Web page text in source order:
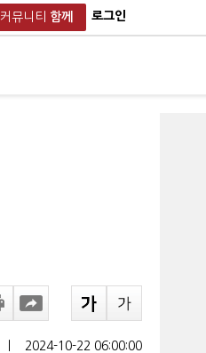
커뮤니티 함께 로그인
2024-10-22 06:00:00